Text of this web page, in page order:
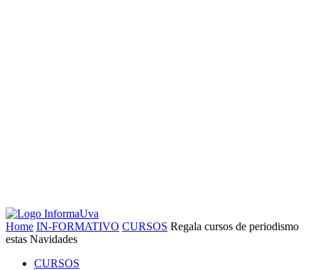
Home IN-FORMATIVO CURSOS Regala cursos de periodismo
estas Navidades
CURSOS